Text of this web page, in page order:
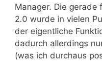
Manager. Die gerade
2.0 wurde in vielen
der eigentliche
dadurch allerdings
(was ich durchaus